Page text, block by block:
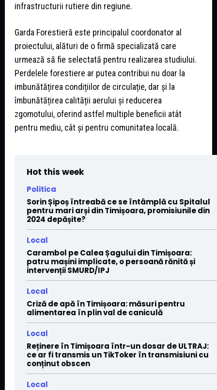
infrastructurii rutiere din regiune.
Garda Forestieră este principalul coordonator al
proiectului, alături de o firmă specializată care
urmează să fie selectată pentru realizarea studiului.
Perdelele forestiere ar putea contribui nu doar la
imbunătățirea condițiilor de circulație, dar și la
îmbunătățirea calității aerului și reducerea
zgomotului, oferind astfel multiple beneficii atât
pentru mediu, cât și pentru comunitatea locală.
Hot this week
Politica
Sorin Șipoș întreabă ce se întâmplă cu Spitalul
pentru mari arși din Timișoara, promisiunile din
2024 depășite?
Local
Carambol pe Calea Șagului din Timișoara:
patru mașini implicate, o persoană rănită și
intervenții SMURD/IPJ
Local
Criză de apă în Timișoara: măsuri pentru
alimentarea în plin val de caniculă
Local
Reținere în Timișoara într-un dosar de ULTRAJ:
ce ar fi transmis un TikToker în transmisiuni cu
conținut obscen
Local